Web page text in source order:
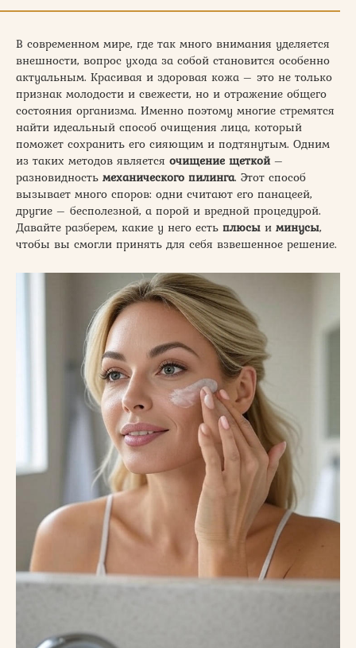
В современном мире, где так много внимания уделяется
внешности, вопрос ухода за собой становится особенно
актуальным. Красивая и здоровая кожа – это не только
признак молодости и свежести, но и отражение общего
состояния организма. Именно поэтому многие стремятся
найти идеальный способ очищения лица, который
поможет сохранить его сияющим и подтянутым. Одним
из таких методов является очищение щеткой–
разновидность механического пилинга. Этот способ
вызывает много споров: одни считают его панацеей,
другие – бесполезной, а порой и вредной процедурой.
Давайте разберем, какие у него есть плюсы и минусы,
чтобы вы смогли принять для себя взвешенное решение.